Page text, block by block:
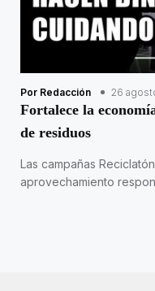
Por Redacción 26
Fortalece la
de residuos
Las campañas
aprovechamiento